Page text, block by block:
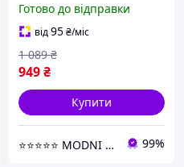
капюшоном плаття худі
на флісі великого розміру
Готово до відправки
від95₴/міс
949₴
1 089 ₴
Купити
⭐⭐⭐⭐⭐ MODNI ⭐⭐⭐⭐⭐ 99%